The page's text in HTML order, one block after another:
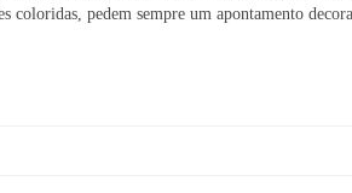
coloridas, pedem sempre um apontamento